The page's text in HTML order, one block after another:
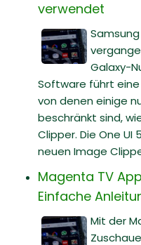
verwendet
Samsung
Galaxy-
Software führt eine
von denen einige
beschränkt sind,
Clipper. Die One UI
neuen Image
Magenta TV
Einfache
Mit der